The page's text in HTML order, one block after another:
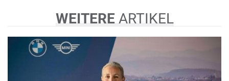
WEITEREARTIKEL